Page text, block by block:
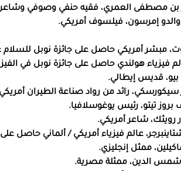
مبشر أمريكي حاصل على جائزة نوبل للسلام عام
فيزياء هولندي حاصل على جائزة نوبل في الفيزياء